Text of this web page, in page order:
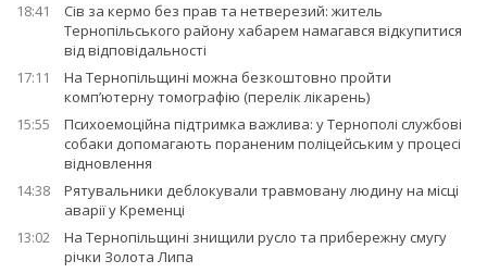
18:41
Сів за кермо без прав та нетверезий: житель
Тернопільського району хабарем намагався відкупитися
від відповідальності
17:11
На Тернопільщині можна безкоштовно пройти
комп’ютерну томографію (перелік лікарень)
15:55
Психоемоційна підтримка важлива: у Тернополі службові
собаки допомагають пораненим поліцейським у процесі
відновлення
14:38
Рятувальники деблокували травмовану людину на місці
аварії у Кременці
13:02
На Тернопільщині знищили русло та прибережну смугу
річки Золота Липа